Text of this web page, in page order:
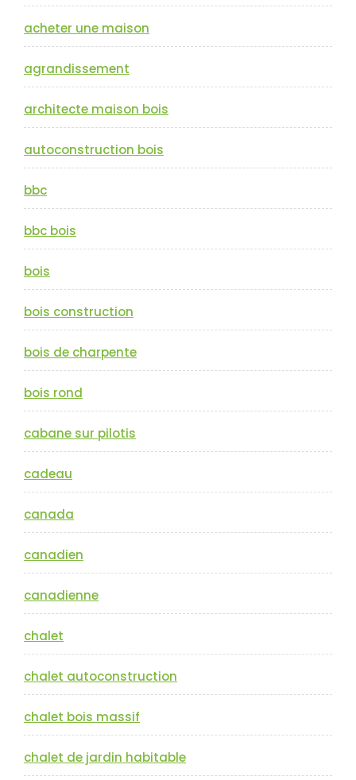
acheter une maison
agrandissement
architecte maison bois
autoconstruction bois
bbc
bbc bois
bois
bois construction
bois de charpente
bois rond
cabane sur pilotis
cadeau
canada
canadien
canadienne
chalet
chalet autoconstruction
chalet bois massif
chalet de jardin habitable